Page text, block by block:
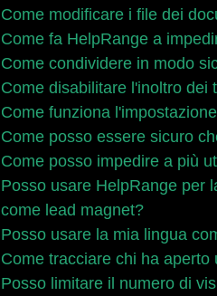
Come modificare i file dei
Come fa HelpRange a
Come condividere in modo
Come disabilitare l'inoltro dei
Come funziona
Come posso essere sicuro
Come posso impedire a più
Posso usare HelpRange per
come lead magnet?
Posso usare la mia lingua
Come tracciare chi ha
Posso limitare il numero di